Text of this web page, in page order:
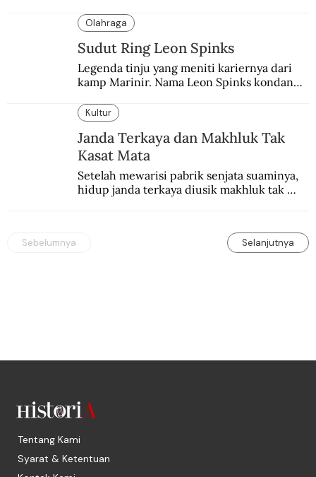
“Neverkusen”.
Olahraga
Sudut Ring Leon Spinks
Legenda tinju yang meniti kariernya dari
kamp Marinir. Nama Leon Spinks kondang
Muhammad Ali.
Kultur
Janda Terkaya dan Makhluk Tak
Kasat Mata
Setelah mewarisi pabrik senjata suaminya,
hidup janda terkaya diusik makhluk tak
Sebelumnya Selanjutnya
Tentang Kami
Syarat & Ketentuan